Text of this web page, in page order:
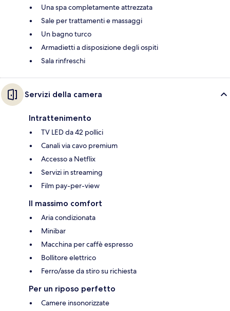
Una spa completamente attrezzata
Sale per trattamenti e massaggi
Un bagno turco
Armadietti a disposizione degli ospiti
Sala rinfreschi
Servizi della camera
Intrattenimento
TV LED da 42 pollici
Canali via cavo premium
Accesso a Netflix
Servizi in streaming
Film pay-per-view
Il massimo comfort
Aria condizionata
Minibar
Macchina per caffè espresso
Bollitore elettrico
Ferro/asse da stiro su richiesta
Per un riposo perfetto
Camere insonorizzate